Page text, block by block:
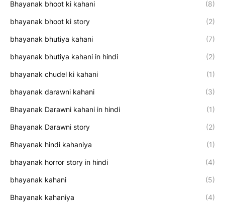
Bhayanak bhoot ki kahani (8)
bhayanak bhoot ki story (2)
bhayanak bhutiya kahani (7)
bhayanak bhutiya kahani in hindi (2)
bhayanak chudel ki kahani (1)
bhayanak darawni kahani (3)
Bhayanak Darawni kahani in hindi (1)
Bhayanak Darawni story (2)
Bhayanak hindi kahaniya (1)
bhayanak horror story in hindi (4)
bhayanak kahani (5)
Bhayanak kahaniya (4)